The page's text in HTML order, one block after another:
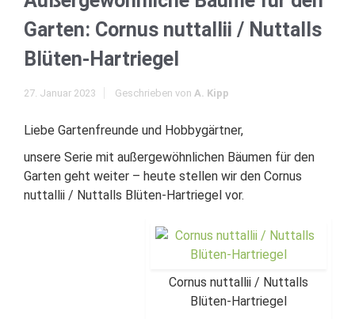
Garten: Cornus nuttallii / Nuttalls
Blüten-Hartriegel
27. Januar 2023 Geschrieben von A. Kipp
Liebe Gartenfreunde und Hobbygärtner,
unsere Serie mit außergewöhnlichen Bäumen für den
Garten geht weiter – heute stellen wir den Cornus
nuttallii / Nuttalls Blüten-Hartriegel vor.
Cornus nuttallii / Nuttalls
Blüten-Hartriegel